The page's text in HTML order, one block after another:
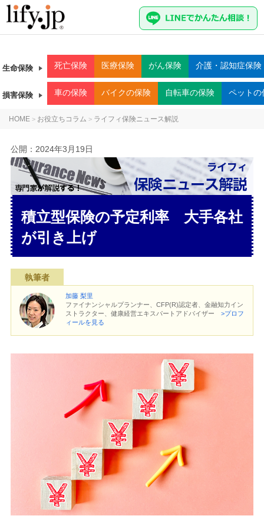
生命保険 死亡保険 医療保険 がん保険 介護・認知症保険
損害保険 車の保険 バイクの保険 自転車の保険 ペットの
HOME > お役立ちコラム > ライフィ保険ニュース解説
公開： 2024年3月19日
積立型保険の予定利率 大手各社
が引き上げ
執筆者
加藤 梨里
ファイナンシャルプランナー、CFP(R)認定者、金融知力イン
ストラクター、健康経営エキスパートアドバイザー >プロフ
ィールを見る